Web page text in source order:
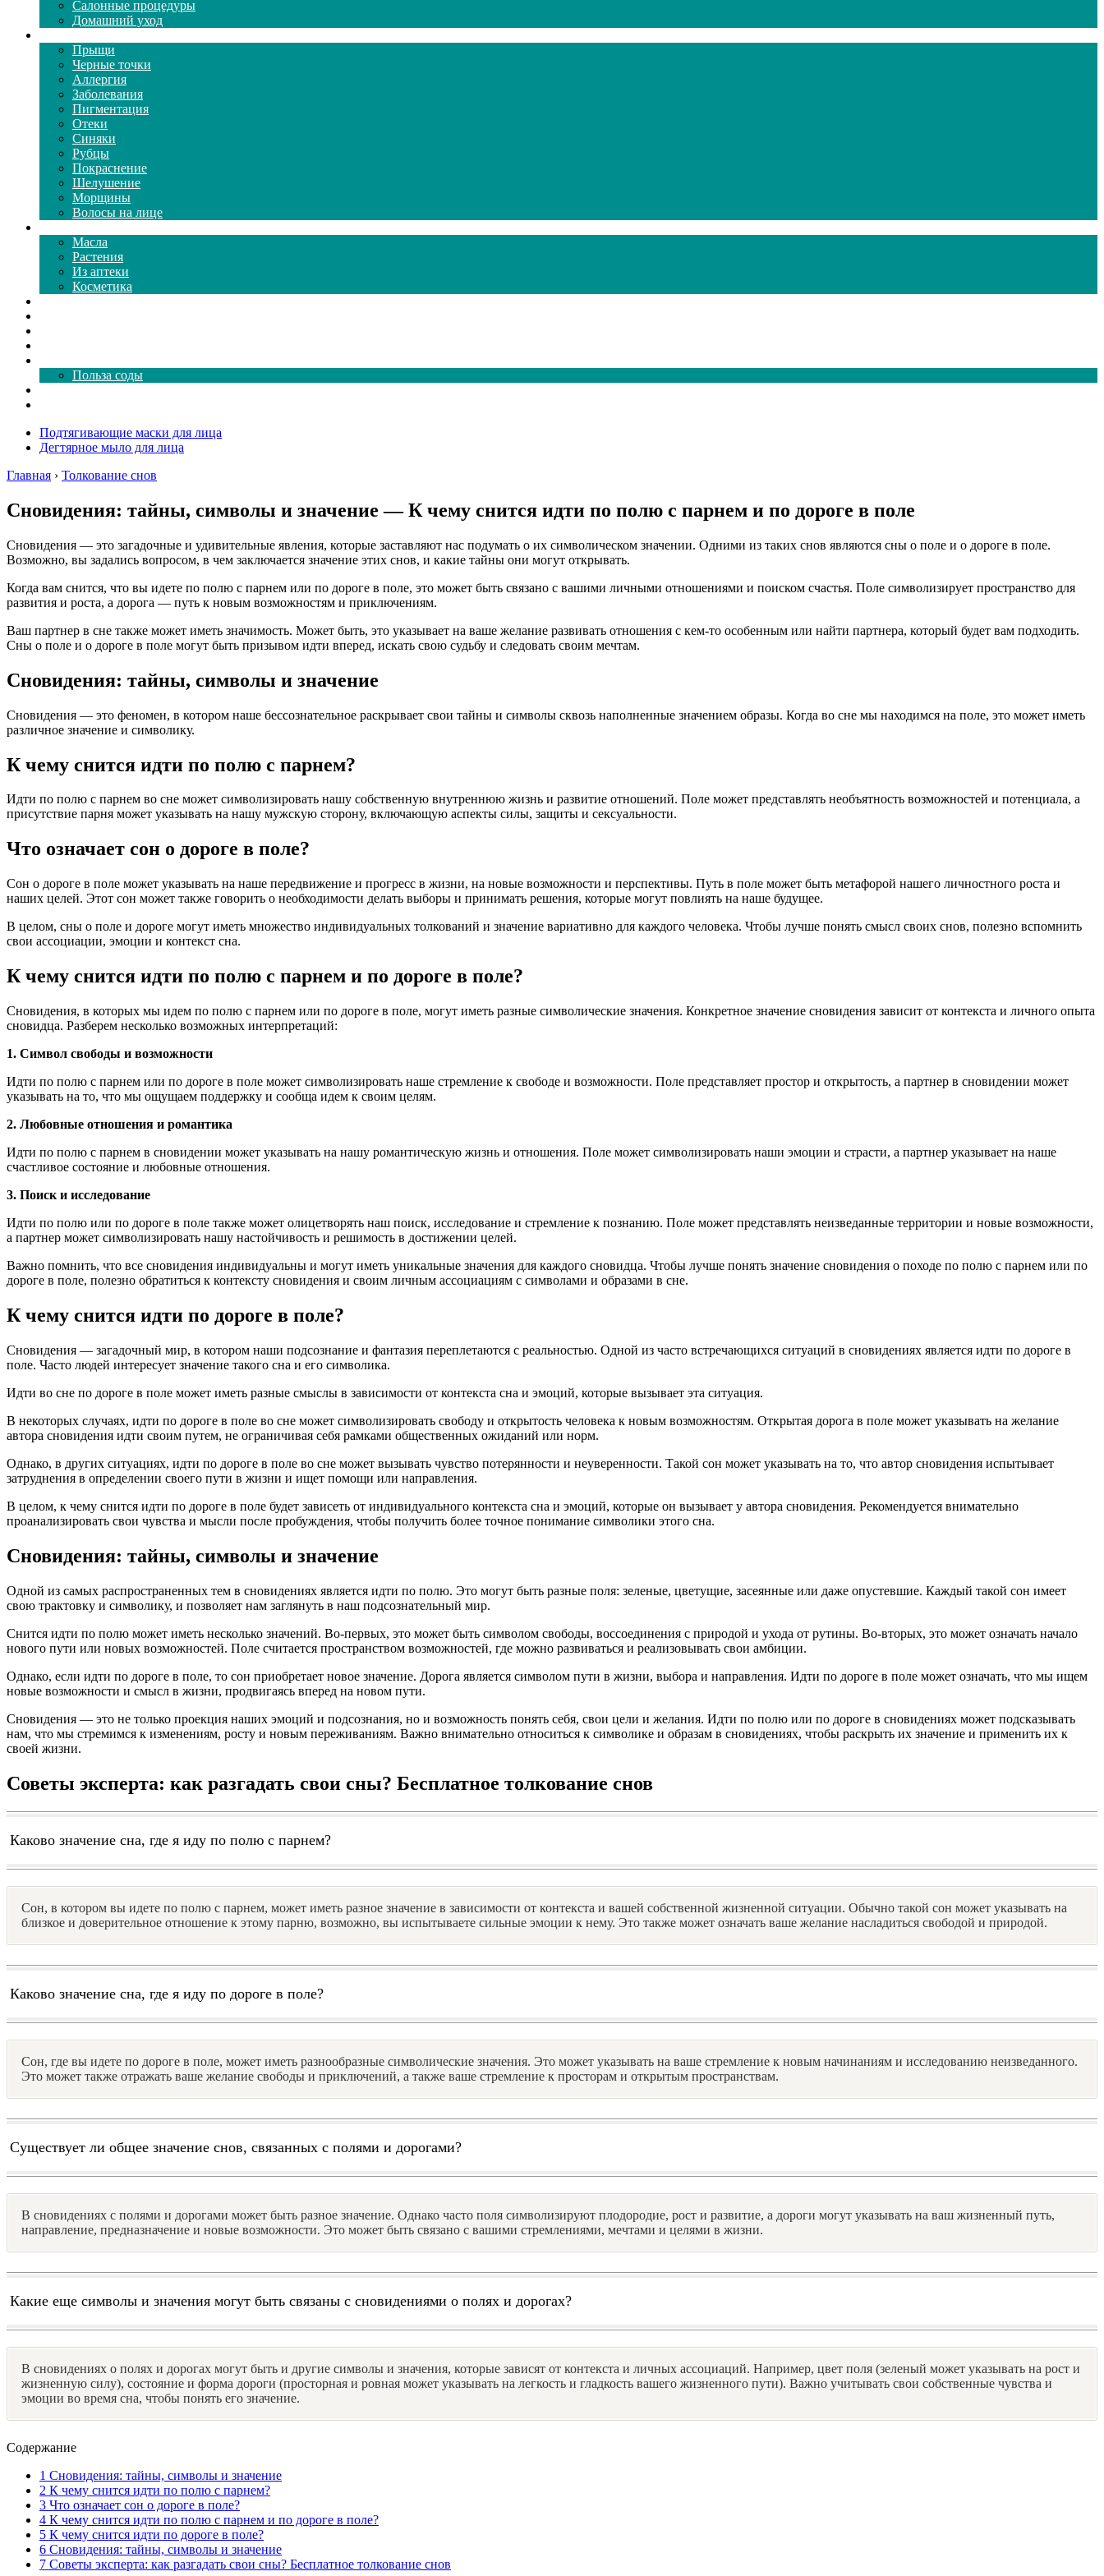
Салонные процедуры
Домашний уход
Прыщи
Черные точки
Аллергия
Заболевания
Пигментация
Отеки
Синяки
Рубцы
Покраснение
Шелушение
Морщины
Волосы на лице
Масла
Растения
Из аптеки
Косметика
Польза соды
Подтягивающие маски для лица
Дегтярное мыло для лица
Главная › Толкование снов
Сновидения: тайны, символы и значение — К чему снится идти по полю с парнем и по дороге в поле
Сновидения — это загадочные и удивительные явления, которые заставляют нас подумать о их символическом значении. Одними из таких снов являются сны о поле и о дороге в поле.
Возможно, вы задались вопросом, в чем заключается значение этих снов, и какие тайны они могут открывать.
Когда вам снится, что вы идете по полю с парнем или по дороге в поле, это может быть связано с вашими личными отношениями и поиском счастья. Поле символизирует пространство для
развития и роста, а дорога — путь к новым возможностям и приключениям.
Ваш партнер в сне также может иметь значимость. Может быть, это указывает на ваше желание развивать отношения с кем-то особенным или найти партнера, который будет вам подходить.
Сны о поле и о дороге в поле могут быть призывом идти вперед, искать свою судьбу и следовать своим мечтам.
Сновидения: тайны, символы и значение
Сновидения — это феномен, в котором наше бессознательное раскрывает свои тайны и символы сквозь наполненные значением образы. Когда во сне мы находимся на поле, это может иметь
различное значение и символику.
К чему снится идти по полю с парнем?
Идти по полю с парнем во сне может символизировать нашу собственную внутреннюю жизнь и развитие отношений. Поле может представлять необъятность возможностей и потенциала, а
присутствие парня может указывать на нашу мужскую сторону, включающую аспекты силы, защиты и сексуальности.
Что означает сон о дороге в поле?
Сон о дороге в поле может указывать на наше передвижение и прогресс в жизни, на новые возможности и перспективы. Путь в поле может быть метафорой нашего личностного роста и
наших целей. Этот сон может также говорить о необходимости делать выборы и принимать решения, которые могут повлиять на наше будущее.
В целом, сны о поле и дороге могут иметь множество индивидуальных толкований и значение вариативно для каждого человека. Чтобы лучше понять смысл своих снов, полезно вспомнить
свои ассоциации, эмоции и контекст сна.
К чему снится идти по полю с парнем и по дороге в поле?
Сновидения, в которых мы идем по полю с парнем или по дороге в поле, могут иметь разные символические значения. Конкретное значение сновидения зависит от контекста и личного опыта
сновидца. Разберем несколько возможных интерпретаций:
1. Символ свободы и возможности
Идти по полю с парнем или по дороге в поле может символизировать наше стремление к свободе и возможности. Поле представляет простор и открытость, а партнер в сновидении может
указывать на то, что мы ощущаем поддержку и сообща идем к своим целям.
2. Любовные отношения и романтика
Идти по полю с парнем в сновидении может указывать на нашу романтическую жизнь и отношения. Поле может символизировать наши эмоции и страсти, а партнер указывает на наше
счастливое состояние и любовные отношения.
3. Поиск и исследование
Идти по полю или по дороге в поле также может олицетворять наш поиск, исследование и стремление к познанию. Поле может представлять неизведанные территории и новые возможности,
а партнер может символизировать нашу настойчивость и решимость в достижении целей.
Важно помнить, что все сновидения индивидуальны и могут иметь уникальные значения для каждого сновидца. Чтобы лучше понять значение сновидения о походе по полю с парнем или по
дороге в поле, полезно обратиться к контексту сновидения и своим личным ассоциациям с символами и образами в сне.
К чему снится идти по дороге в поле?
Сновидения — загадочный мир, в котором наши подсознание и фантазия переплетаются с реальностью. Одной из часто встречающихся ситуаций в сновидениях является идти по дороге в
поле. Часто людей интересует значение такого сна и его символика.
Идти во сне по дороге в поле может иметь разные смыслы в зависимости от контекста сна и эмоций, которые вызывает эта ситуация.
В некоторых случаях, идти по дороге в поле во сне может символизировать свободу и открытость человека к новым возможностям. Открытая дорога в поле может указывать на желание
автора сновидения идти своим путем, не ограничивая себя рамками общественных ожиданий или норм.
Однако, в других ситуациях, идти по дороге в поле во сне может вызывать чувство потерянности и неуверенности. Такой сон может указывать на то, что автор сновидения испытывает
затруднения в определении своего пути в жизни и ищет помощи или направления.
В целом, к чему снится идти по дороге в поле будет зависеть от индивидуального контекста сна и эмоций, которые он вызывает у автора сновидения. Рекомендуется внимательно
проанализировать свои чувства и мысли после пробуждения, чтобы получить более точное понимание символики этого сна.
Сновидения: тайны, символы и значение
Одной из самых распространенных тем в сновидениях является идти по полю. Это могут быть разные поля: зеленые, цветущие, засеянные или даже опустевшие. Каждый такой сон имеет
свою трактовку и символику, и позволяет нам заглянуть в наш подсознательный мир.
Снится идти по полю может иметь несколько значений. Во-первых, это может быть символом свободы, воссоединения с природой и ухода от рутины. Во-вторых, это может означать начало
нового пути или новых возможностей. Поле считается пространством возможностей, где можно развиваться и реализовывать свои амбиции.
Однако, если идти по дороге в поле, то сон приобретает новое значение. Дорога является символом пути в жизни, выбора и направления. Идти по дороге в поле может означать, что мы ищем
новые возможности и смысл в жизни, продвигаясь вперед на новом пути.
Сновидения — это не только проекция наших эмоций и подсознания, но и возможность понять себя, свои цели и желания. Идти по полю или по дороге в сновидениях может подсказывать
нам, что мы стремимся к изменениям, росту и новым переживаниям. Важно внимательно относиться к символике и образам в сновидениях, чтобы раскрыть их значение и применить их к
своей жизни.
Советы эксперта: как разгадать свои сны? Бесплатное толкование снов
Каково значение сна, где я иду по полю с парнем?
Сон, в котором вы идете по полю с парнем, может иметь разное значение в зависимости от контекста и вашей собственной жизненной ситуации. Обычно такой сон может указывать на
близкое и доверительное отношение к этому парню, возможно, вы испытываете сильные эмоции к нему. Это также может означать ваше желание насладиться свободой и природой.
Каково значение сна, где я иду по дороге в поле?
Сон, где вы идете по дороге в поле, может иметь разнообразные символические значения. Это может указывать на ваше стремление к новым начинаниям и исследованию неизведанного.
Это может также отражать ваше желание свободы и приключений, а также ваше стремление к просторам и открытым пространствам.
Существует ли общее значение снов, связанных с полями и дорогами?
В сновидениях с полями и дорогами может быть разное значение. Однако часто поля символизируют плодородие, рост и развитие, а дороги могут указывать на ваш жизненный путь,
направление, предназначение и новые возможности. Это может быть связано с вашими стремлениями, мечтами и целями в жизни.
Какие еще символы и значения могут быть связаны с сновидениями о полях и дорогах?
В сновидениях о полях и дорогах могут быть и другие символы и значения, которые зависят от контекста и личных ассоциаций. Например, цвет поля (зеленый может указывать на рост и
жизненную силу), состояние и форма дороги (просторная и ровная может указывать на легкость и гладкость вашего жизненного пути). Важно учитывать свои собственные чувства и
эмоции во время сна, чтобы понять его значение.
Содержание
1 Сновидения: тайны, символы и значение
2 К чему снится идти по полю с парнем?
3 Что означает сон о дороге в поле?
4 К чему снится идти по полю с парнем и по дороге в поле?
5 К чему снится идти по дороге в поле?
6 Сновидения: тайны, символы и значение
7 Советы эксперта: как разгадать свои сны? Бесплатное толкование снов